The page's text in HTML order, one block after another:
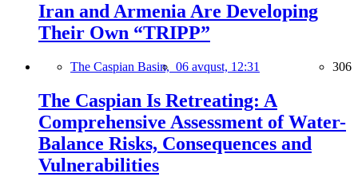
Iran and Armenia Are Developing
Their Own “TRIPP”
The Caspian Basin, 06 avqust, 12:31 306
The Caspian Is Retreating: A
Comprehensive Assessment of Water-
Balance Risks, Consequences and
Vulnerabilities